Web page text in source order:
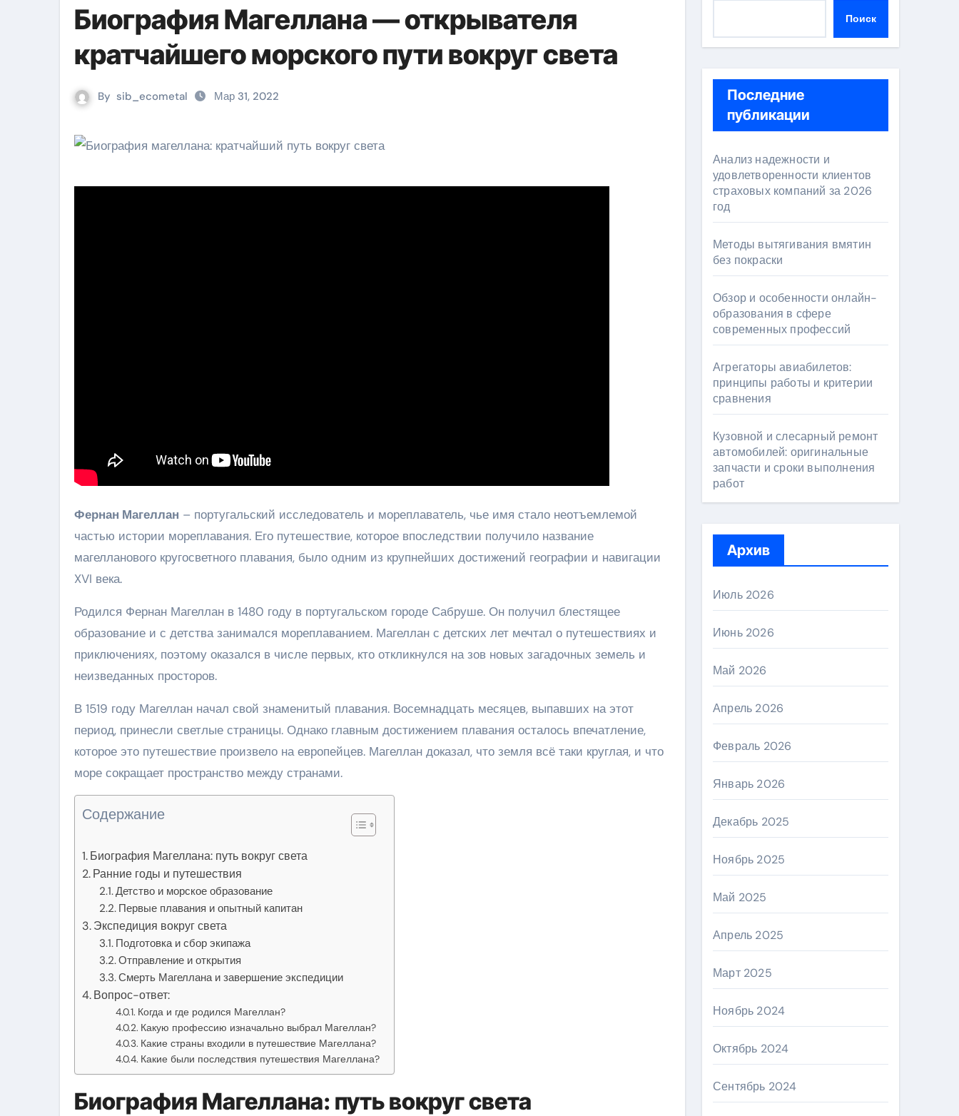
Биография Магеллана — открывателя
кратчайшего морского пути вокруг света
By sib_ecometal Мар 31, 2022
Фернан Магеллан – португальский исследователь и мореплаватель, чье имя стало неотъемлемой
частью истории мореплавания. Его путешествие, которое впоследствии получило название
магелланового кругосветного плавания, было одним из крупнейших достижений географии и навигации
XVI века.
Родился Фернан Магеллан в 1480 году в португальском городе Сабруше. Он получил блестящее
образование и с детства занимался мореплаванием. Магеллан с детских лет мечтал о путешествиях и
приключениях, поэтому оказался в числе первых, кто откликнулся на зов новых загадочных земель и
неизведанных просторов.
В 1519 году Магеллан начал свой знаменитый плавания. Восемнадцать месяцев, выпавших на этот
период, принесли светлые страницы. Однако главным достижением плавания осталось впечатление,
которое это путешествие произвело на европейцев. Магеллан доказал, что земля всё таки круглая, и что
море сокращает пространство между странами.
Содержание
Биография Магеллана: путь вокруг света
Ранние годы и путешествия
Детство и морское образование
Первые плавания и опытный капитан
Экспедиция вокруг света
Подготовка и сбор экипажа
Отправление и открытия
Смерть Магеллана и завершение экспедиции
Вопрос-ответ:
Когда и где родился Магеллан?
Какую профессию изначально выбрал Магеллан?
Какие страны входили в путешествие Магеллана?
Какие были последствия путешествия Магеллана?
Биография Магеллана: путь вокруг света
Поиск
Последние
публикации
Анализ надежности и
удовлетворенности клиентов
страховых компаний за 2026
год
Методы вытягивания вмятин
без покраски
Обзор и особенности онлайн-
образования в сфере
современных профессий
Агрегаторы авиабилетов:
принципы работы и критерии
сравнения
Кузовной и слесарный ремонт
автомобилей: оригинальные
запчасти и сроки выполнения
работ
Архив
Июль 2026
Июнь 2026
Май 2026
Апрель 2026
Февраль 2026
Январь 2026
Декабрь 2025
Ноябрь 2025
Май 2025
Апрель 2025
Март 2025
Ноябрь 2024
Октябрь 2024
Сентябрь 2024